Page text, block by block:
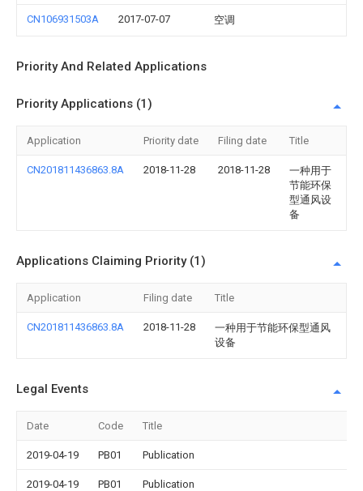
CN106931503A 2017-07-07 空调
Priority And Related Applications
Priority Applications (1)
Application Priority date Filing date Title
CN201811436863.8A 2018-11-28 2018-11-28
一种用于
节能环保
型通风设
备
Applications Claiming Priority (1)
Application Filing date Title
CN201811436863.8A 2018-11-28
一种用于节能环保型通风
设备
Legal Events
Date Code Title
2019-04-19 PB01 Publication
2019-04-19 PB01 Publication